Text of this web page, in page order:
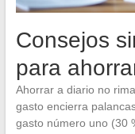
Consejos
para
Ahorrar a diario no
gasto encierra
gasto número uno (30